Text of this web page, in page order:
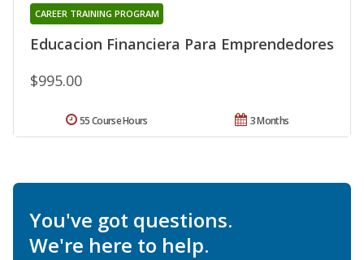
Educacion Financiera Para Emprendedores
CAREER TRAINING PROGRAM
$995.00
3 Months
55 Course Hours
You've got questions.
We're here to help.